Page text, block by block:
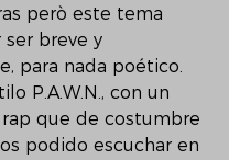
però este tema
breve y
para nada poético.
P.A.W.N., con un
que de costumbre
podido escuchar en